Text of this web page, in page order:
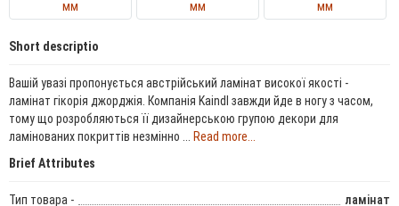
Short descriptio
Вашій увазі пропонується австрійський ламінат високої якості -
ламінат гікорія джорджія. Компанія Kaindl завжди йде в ногу з часом,
тому що розробляються її дизайнерською групою декори для
ламінованих покриттів незмінно ... Read more...
Brief Attributes
Тип товара -
ламінат